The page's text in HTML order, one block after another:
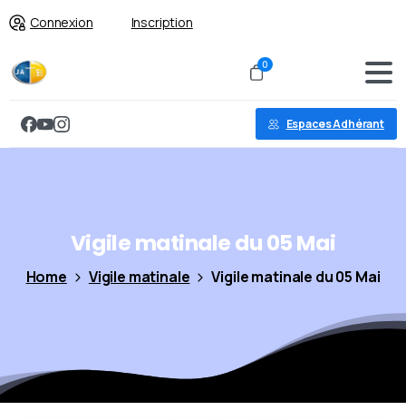
Connexion Inscription
0
Espaces Adhérant
Vigilematinaledu05Mai
Home Vigile matinale Vigile matinale du 05 Mai